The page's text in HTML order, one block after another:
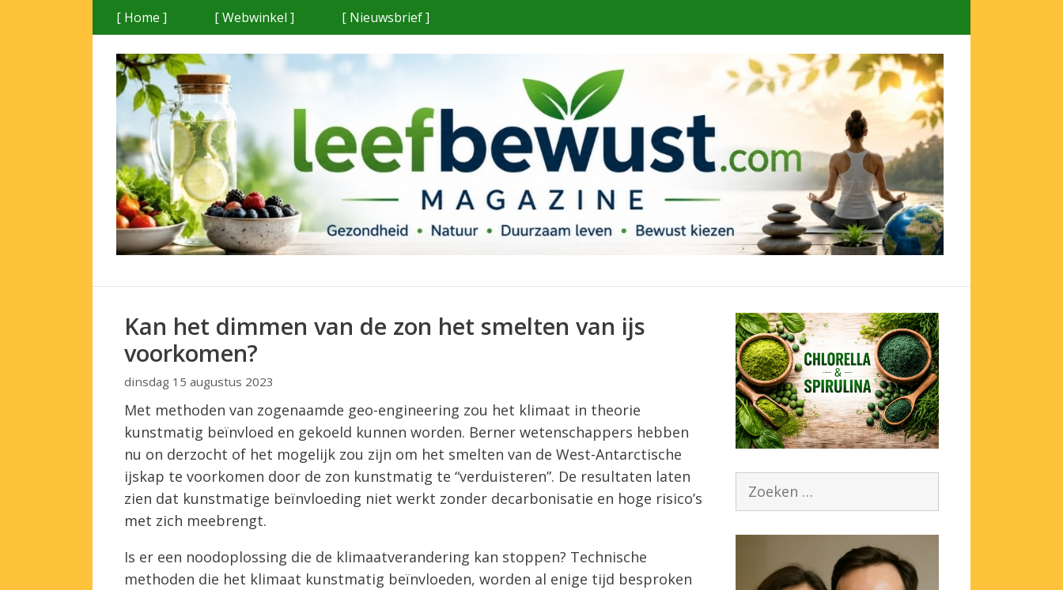
[ Home ] [ Webwinkel ] [ Nieuwsbrief ]
Kan het dimmen van de zon het smelten van ijs
voorkomen?
dinsdag 15 augustus 2023
Met methoden van zogenaamde geo-engineering zou het klimaat in theorie
kunstmatig beïnvloed en gekoeld kunnen worden. Berner wetenschappers hebben
nu on derzocht of het mogelijk zou zijn om het smelten van de West-Antarctische
ijskap te voorkomen door de zon kunstmatig te “verduisteren”. De resultaten laten
zien dat kunstmatige beïnvloeding niet werkt zonder decarbonisatie en hoge risico’s
met zich meebrengt.
Is er een noodoplossing die de klimaatverandering kan stoppen? Technische
methoden die het klimaat kunstmatig beïnvloeden, worden al enige tijd besproken
Zoek